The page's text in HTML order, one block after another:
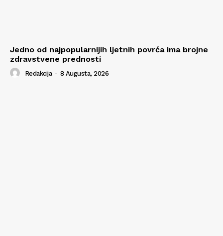
Jedno od najpopularnijih ljetnih povrća ima brojne
zdravstvene prednosti
Redakcija - 8 Augusta, 2026